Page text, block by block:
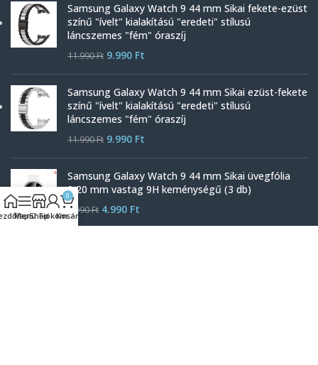
Samsung Galaxy Watch 9 44 mm Sikai fekete-ezüst
színű "ívelt" kialakítású "eredeti" stílusú
láncszemes "fém" óraszíj
11.990Ft 9.990 Ft
Samsung Galaxy Watch 9 44 mm Sikai ezüst-fekete
színű "ívelt" kialakítású "eredeti" stílusú
láncszemes "fém" óraszíj
11.990Ft 9.990 Ft
Samsung Galaxy Watch 9 44 mm Sikai üvegfólia
0,20 mm vastag 9H keménységű (3 db)
5.990Ft 4.990 Ft
MenüShopFiókom
0
Kosár